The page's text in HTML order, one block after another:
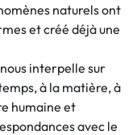
naturels ont
et créé déjà une
interpelle sur
à la matière, à
humaine et
avec le